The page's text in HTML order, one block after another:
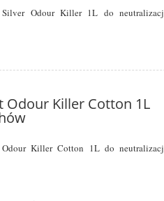
Silver Odour Killer 1L do
Odour Killer Cotton 1L
Odour Killer Cotton 1L do